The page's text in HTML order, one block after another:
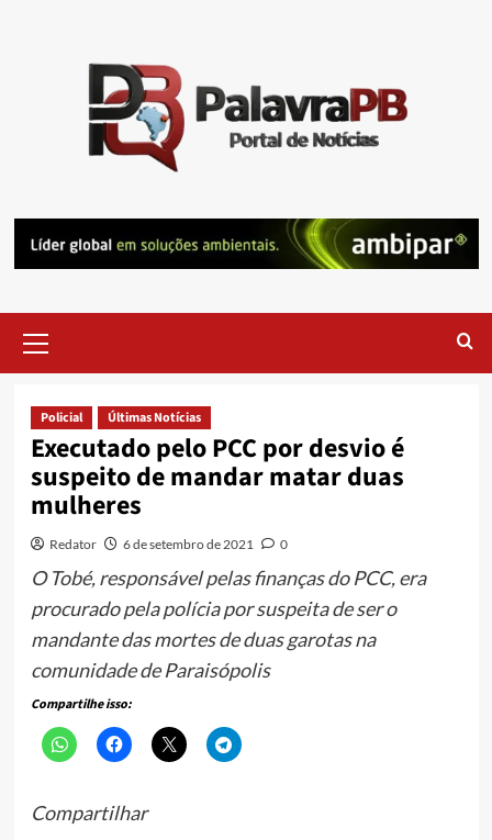
Menu
Policial Últimas Notícias
Executado pelo PCC por desvio é
suspeito de mandar matar duas
mulheres
Redator 6 de setembro de 2021 0
O Tobé, responsável pelas finanças do PCC, era
procurado pela polícia por suspeita de ser o
mandante das mortes de duas garotas na
comunidade de Paraisópolis
Compartilhe isso:
Compartilhar